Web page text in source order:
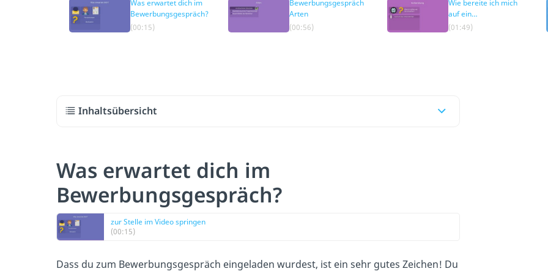
Was erwartet dich im
Bewerbungsgespräch?
(00:15)
Bewerbungsgespräch
Arten
(00:56)
Wie bereite ich mich
auf ein
Bewerbungsgespräch
(01:49)
Inhaltsübersicht
Was erwartet dich im
Bewerbungsgespräch?
zur Stelle im Video springen
(00:15)
Dass du zum Bewerbungsgespräch eingeladen wurdest, ist ein sehr gutes Zeichen! Du